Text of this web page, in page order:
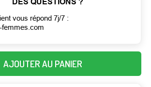
DES QUESTIONS ?
vous répond 7j/7 :
femmes.com
AJOUTER AU PANIER